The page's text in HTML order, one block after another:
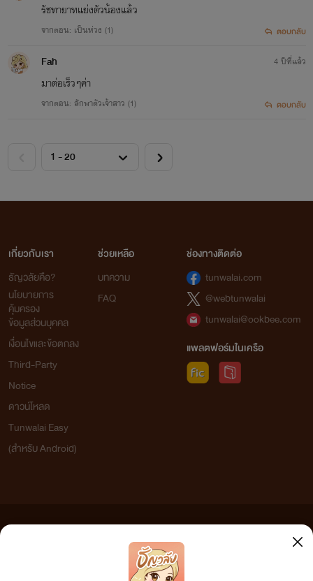
รัชทายาทแย่งตัวน้องแล้ว
จากตอน: เป็นห่วง (1) ตอบกลับ
Fah
มาต่อเร็วๆค่า
จากตอน: ลักพาตัวเจ้าสาว (1)
4 ปีที่แล้ว
ตอบกลับ
เกี่ยวกับเรา
ธัญวลัยคือ?
นโยบายการ
คุ้มครอง
ข้อมูลส่วนบุคคล
เงื่อนไขและข้อตกลง
Third-Party
Notice
ดาวน์โหลด
Tunwalai Easy
(สำหรับ Android)
ช่วยเหลือ
บทความ
FAQ
ช่องทางติดต่อ
tunwalai.com
@webtunwalai
tunwalai@ookbee.com
แพลตฟอร์มในเครือ
เว็บไซต์แห่งนี้ไม่ได้เห็นด้วยและไม่ขอรับผิดชอบต่อข้อความใดๆ ทั้งสิ้น ดังนั้นผู้อ่านทุกท่านโปรดใช้
วิจารณญาณในการกลั่นกรองด้วยตนเอง และหากท่านพบข้อความใดๆ ที่ขัดต่อกฎหมายและศีลธรรม
กรุณาแจ้งมาที่ tunwalai@ookbee.com เพื่อทีมงานจะได้ดำเนินการในทันที ทั้งนี้ ทางเว็บไซต์ขอสงวน